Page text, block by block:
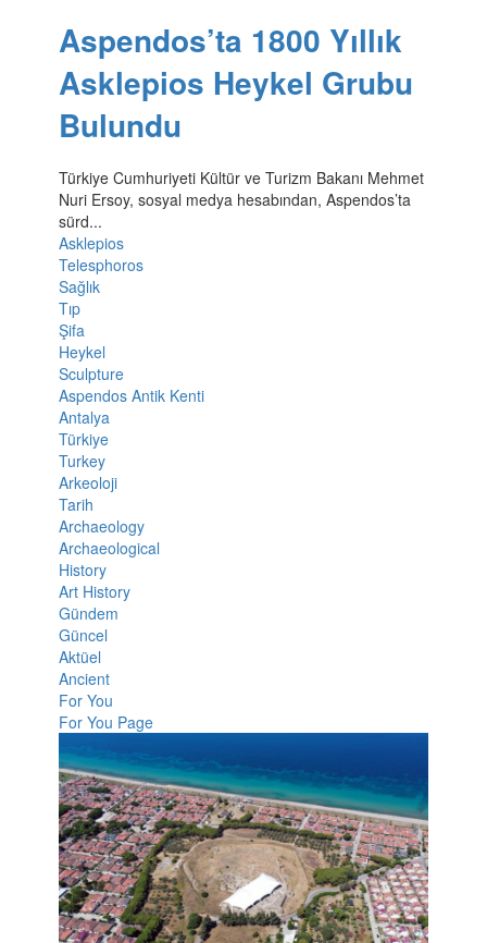
Aspendos’ta 1800 Yıllık
Asklepios Heykel Grubu
Bulundu
Türkiye Cumhuriyeti Kültür ve Turizm Bakanı Mehmet
Nuri Ersoy, sosyal medya hesabından, Aspendos’ta
sürd...
Asklepios
Telesphoros
Sağlık
Tıp
Şifa
Heykel
Sculpture
Aspendos Antik Kenti
Antalya
Türkiye
Turkey
Arkeoloji
Tarih
Archaeology
Archaeological
History
Art History
Gündem
Güncel
Aktüel
Ancient
For You
For You Page